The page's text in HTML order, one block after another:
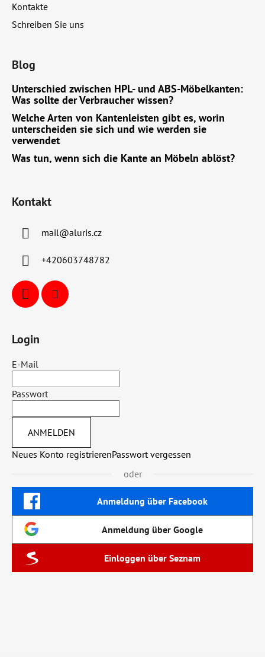
Kontakte
Schreiben Sie uns
Blog
Unterschied zwischen HPL- und ABS-Möbelkanten:
Was sollte der Verbraucher wissen?
Welche Arten von Kantenleisten gibt es, worin
unterscheiden sie sich und wie werden sie
verwendet
Was tun, wenn sich die Kante an Möbeln ablöst?
Kontakt
mail@aluris.cz
+420603748782
Login
E-Mail
Passwort
ANMELDEN
Neues Konto registrierenPasswort vergessen
oder
Anmeldung über Facebook
Anmeldung über Google
Einloggen über Seznam